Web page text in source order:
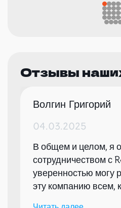
Отзывы
Волгин Григорий
04.03.2025
В общем и целом, я
сотрудничеством с
уверенностью могу
эту компанию всем,